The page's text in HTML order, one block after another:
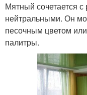
Мятный сочетается
нейтральными. Он
песочным цветом
палитры.